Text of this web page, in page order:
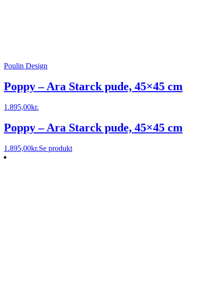
Poulin Design
Poppy – Ara Starck pude, 45×45 cm
1.895,00kr.
Poppy – Ara Starck pude, 45×45 cm
1.895,00kr.Se produkt